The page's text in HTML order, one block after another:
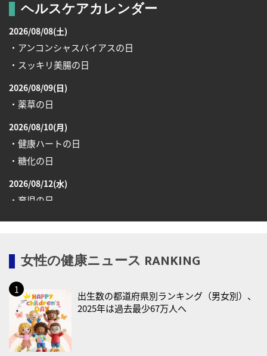
ヘルスケアカレンダー
2026/08/08(土)
・アンコンシャスバイアスの日
・スッキリ美腸の日
2026/08/09(日)
・薬草の日
2026/08/10(月)
・健康ハートの日
・糖化の日
2026/08/12(水)
・育児の日
2026/08/13(木)
2026/08/17(月)
2026/08/18(火)
・防犯の日
2026/08/19(水)
女性の健康ニュース RANKING
出生数の都道府県別ランキング（男女別）、
2025年は過去最少67万人へ